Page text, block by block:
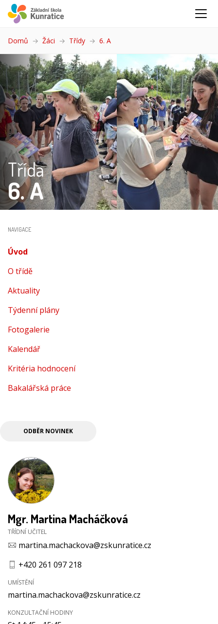
Domů Žáci Třídy 6. A
Třída
6. A
NAVIGACE
Úvod
O třídě
Aktuality
Týdenní plány
Fotogalerie
Kalendář
Kritéria hodnocení
Bakalářská práce
ODBĚR NOVINEK
Mgr. Martina Macháčková
TŘÍDNÍ UČITEL
martina.machackova@zskunratice.cz
+420 261 097 218
UMÍSTĚNÍ
martina.machackova@zskunratice.cz
KONZULTAČNÍ HODINY